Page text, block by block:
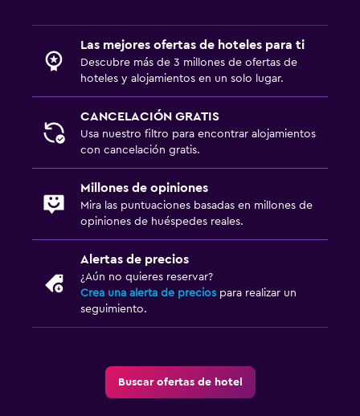
Las mejores ofertas de hoteles para ti
Descubre más de 3 millones de ofertas de
hoteles y alojamientos en un solo lugar.
CANCELACIÓN GRATIS
Usa nuestro filtro para encontrar alojamientos
con cancelación gratis.
Millones de opiniones
Mira las puntuaciones basadas en millones de
opiniones de huéspedes reales.
Alertas de precios
¿Aún no quieres reservar?
Crea una alerta de precios para realizar un
seguimiento.
Buscar ofertas de hotel